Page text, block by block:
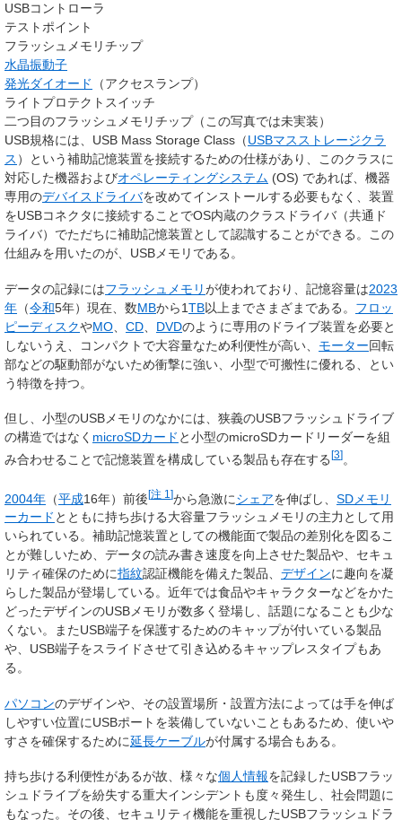
USBコントローラ
テストポイント
フラッシュメモリチップ
水晶振動子
発光ダイオード
（アクセスランプ）
ライトプロテクトスイッチ
二つ目のフラッシュメモリチップ（この写真では未実装）
USB規格には、 USB Mass Storage Class （USBマスストレージクラ
ス ）という補助記憶装置を接続するための仕様があり、このクラスに
対応した機器およびオペレーティングシステム (OS) であれば、機器
専用のデバイスドライバを改めてインストールする必要もなく、装置
をUSBコネクタに接続することでOS内蔵のクラスドライバ（共通ド
ライバ）でただちに補助記憶装置として認識することができる。この
仕組みを用いたのが、USBメモリである。
データの記録にはフラッシュメモリが使われており、記憶容量は2023
年 （令和5年）現在、数MBから1TB以上までさまざまである。 フロッ
ピーディスクやMO CD DVDのように専用のドライブ装置を必要と
しないうえ、コンパクトで大容量なため利便性が高い、 モーター回転
部などの駆動部がないため衝撃に強い、小型で可搬性に優れる、とい
う特徴を持つ。
但し、小型のUSBメモリのなかには、狭義のUSBフラッシュドライブ
の構造ではなく microSDカード と小型のmicroSDカードリーダーを組
み合わせることで記憶装置を構成している製品も存在する [3] 。
2004年 （平成16年）前後[注 1 ]から急激にシェアを伸ばし、 SDメモリ
ーカード とともに持ち歩ける大容量フラッシュメモリの主力として用
いられている。補助記憶装置としての機能面で製品の差別化を図るこ
とが難しいため、データの読み書き速度を向上させた製品や、セキュ
リティ確保のために指紋認証機能を備えた製品、 デザインに趣向を凝
らした製品が登場している。近年では食品やキャラクターなどをかた
どったデザインのUSBメモリが数多く登場し、話題になることも少な
くない。またUSB端子を保護するためのキャップが付いている製品
や、USB端子をスライドさせて引き込めるキャップレスタイプもあ
る。
パソコンのデザインや、その設置場所・設置方法によっては手を伸ば
しやすい位置にUSBポートを装備していないこともあるため、使いや
すさを確保するために延長ケーブルが付属する場合もある。
持ち歩ける利便性があるが故、様々な個人情報を記録したUSBフラッ
シュドライブを紛失する重大インシデントも度々発生し、社会問題に
もなった。その後、セキュリティ機能を重視したUSBフラッシュドラ